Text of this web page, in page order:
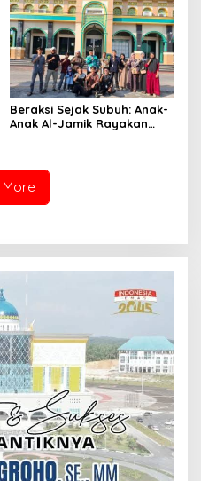
Lintas Batang Natal- Natal
Beraksi Sejak Subuh: Anak-
Anak Al-Jamik Rayakan
More